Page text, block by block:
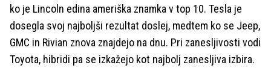
ko je Lincoln edina ameriška znamka v top 10. Tesla je
dosegla svoj najboljši rezultat doslej, medtem ko se Jeep,
GMC in Rivian znova znajdejo na dnu. Pri zanesljivosti vodi
Toyota, hibridi pa se izkažejo kot najbolj zanesljiva izbira.